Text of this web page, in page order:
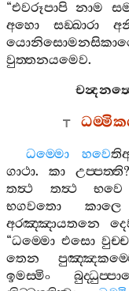
“එවරූපාපි නාම
අහො
සඞ‍්ඛාරා
වුත‍්තනයමෙව.
ධම‍්මො හවෙ
ගාථා. කා උප‍්පත‍්ති
තත්‍ථ
තත්‍ථ භවෙ
භගවතො
කාලෙ
අරඤ‍්ඤායතනෙ
“ධම‍්මො එසො
තෙන
ඉමස‍්මිං